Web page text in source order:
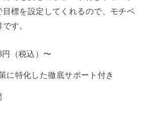
標を設定してくれるので、モチベ
す。
（税込）〜
に特化した徹底サポート付き